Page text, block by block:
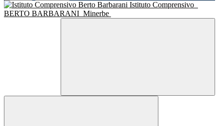
Istituto Comprensivo
BERTO BARBARANI Minerbe